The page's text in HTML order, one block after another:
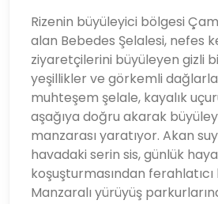
Rizenin büyüleyici bölgesi
alan Bebedes Şelalesi, nefes
ziyaretçilerini büyüleyen gizli
yeşillikler ve görkemli
muhteşem şelale, kayalık
aşağıya doğru akarak
manzarası yaratıyor. Akan
havadaki serin sis, günlük
koşuşturmasından ferahlatıcı
Manzaralı yürüyüş